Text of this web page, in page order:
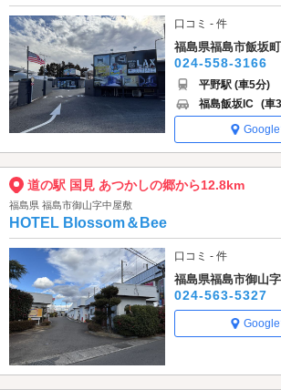
口コミ - 件
福島県福島市飯坂
024-558-3166
平野駅 (車5分)
福島飯坂IC (車
Google
道の駅 国見 あつかしの郷から12.8km
福島県 福島市御山字中屋敷
HOTEL Blossom＆Bee
口コミ - 件
福島県福島市御山
024-563-5327
Google